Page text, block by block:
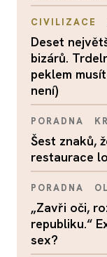
CIVILIZACE
Deset
bizárů.
peklem
není)
PORADNA
Šest znaků,
restaurace
PORADNA
„Zavři oči,
republiku.“
sex?